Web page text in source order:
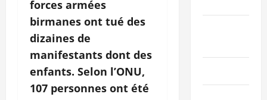
forces armées
birmanes ont tué des
dizaines de
manifestants dont des
enfants. Selon l’ONU,
107 personnes ont été